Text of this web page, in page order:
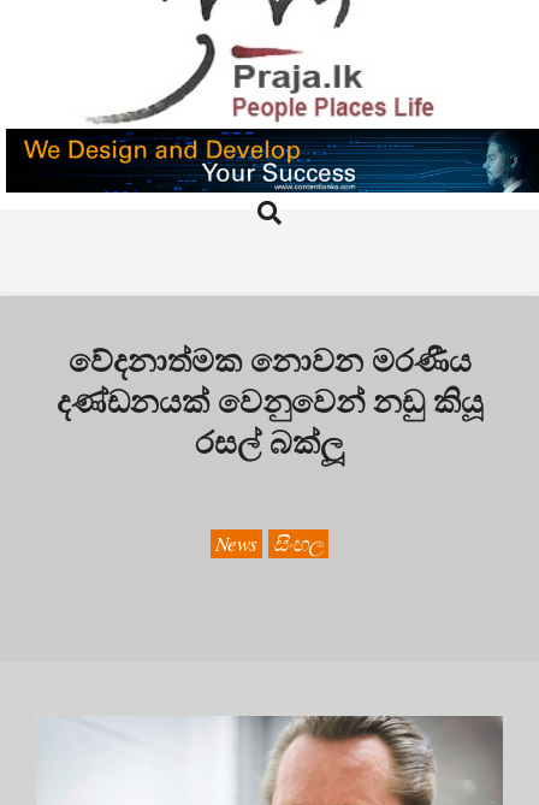
PRAJA.LK
Search
වේදනාත්මක නොවන මරණීය
දණ්ඩනයක් වෙනුවෙන් නඩු කියූ
රසල් බක්ලූ
News සිංහල